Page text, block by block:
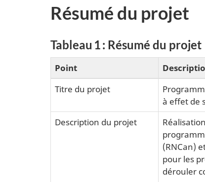
Résumé du projet
Tableau 1 : Résumé du projet
Point
Titre du projet
à effet de
Description du projet
(RNCan)
pour les
dérouler